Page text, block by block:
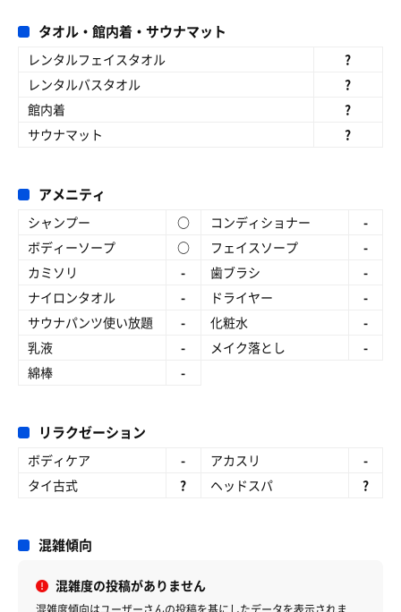
タオル・館内着・サウナマット
レンタルフェイスタオル
?
レンタルバスタオル
?
館内着
?
サウナマット
?
アメニティ
シャンプー ○ コンディショナー
-
ボディーソープ
○ フェイスソープ
-
カミソリ
- 歯ブラシ
-
ナイロンタオル
- ドライヤー
-
サウナパンツ使い放題
- 化粧水
-
乳液
- メイク落とし
-
綿棒
-
リラクゼーション
ボディケア - アカスリ
-
タイ古式
? ヘッドスパ ?
混雑傾向
混雑度の投稿がありません